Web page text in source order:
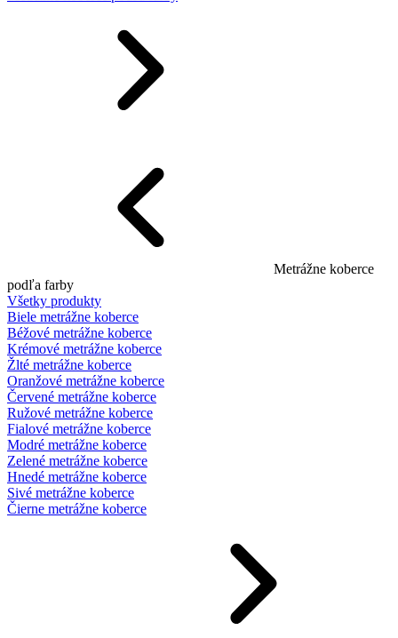
Metrážne koberce
podľa farby
Všetky produkty
Biele metrážne koberce
Béžové metrážne koberce
Krémové metrážne koberce
Žlté metrážne koberce
Oranžové metrážne koberce
Červené metrážne koberce
Ružové metrážne koberce
Fialové metrážne koberce
Modré metrážne koberce
Zelené metrážne koberce
Hnedé metrážne koberce
Sivé metrážne koberce
Čierne metrážne koberce